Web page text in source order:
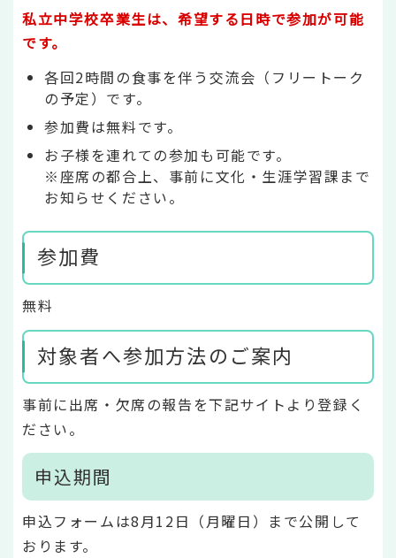
私立中学校卒業生は、希望する日時で参加が可能
です。
各回2時間の食事を伴う交流会（フリートーク
の予定）です。
参加費は無料です。
お子様を連れての参加も可能です。
※座席の都合上、事前に文化・生涯学習課まで
お知らせください。
参加費
無料
対象者へ参加方法のご案内
事前に出席・欠席の報告を下記サイトより登録く
ださい。
申込期間
申込フォームは8月12日（月曜日）まで公開して
おります。